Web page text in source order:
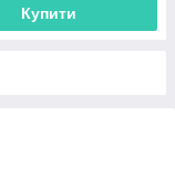
Купити